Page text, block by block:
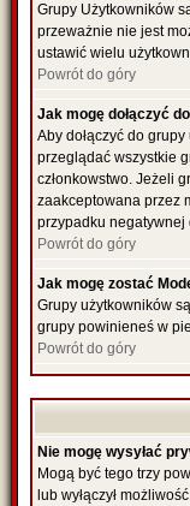
Grupy Użytkowników
przeważnie nie jest
ustawić wielu
Powrót do góry
Jak mogę dołączyć
Aby dołączyć do
przeglądać wszystkie
członkowstwo. Jeżeli
zaakceptowana przez
przypadku negatywnej
Powrót do góry
Jak mogę zostać
Grupy użytkowników
grupy powinieneś w
Powrót do góry
Nie mogę wysyłać
Mogą być tego trzy
lub wyłączył